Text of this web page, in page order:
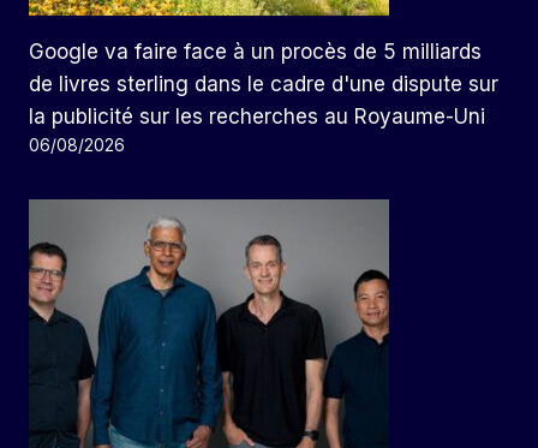
Google va faire face à un procès de 5 milliards
de livres sterling dans le cadre d'une dispute sur
la publicité sur les recherches au Royaume-Uni
06/08/2026